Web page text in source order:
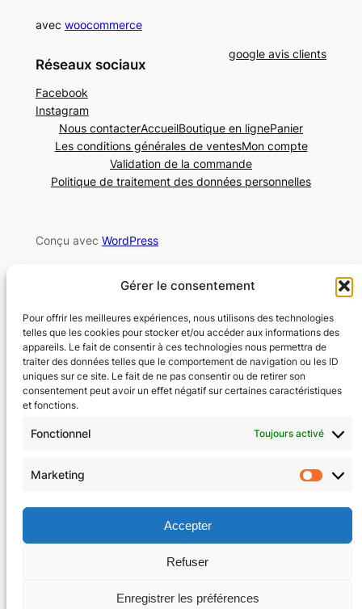
Gérer le consentement
Pour offrir les meilleures expériences, nous utilisons des technologies
telles que les cookies pour stocker et/ou accéder aux informations des
appareils. Le fait de consentir à ces technologies nous permettra de
traiter des données telles que le comportement de navigation ou les ID
uniques sur ce site. Le fait de ne pas consentir ou de retirer son
consentement peut avoir un effet négatif sur certaines caractéristiques
et fonctions.
Fonctionnel Toujours activé
Marketing
Accepter
Refuser
Enregistrer les préférences
avec woocommerce
Réseaux sociaux
Facebook
Instagram
google avis clients
Nous contacterAccueilBoutique en lignePanier
Les conditions générales de ventesMon compte
Validation de la commande
Politique de traitement des données personnelles
Conçu avec WordPress
HOODSPOT